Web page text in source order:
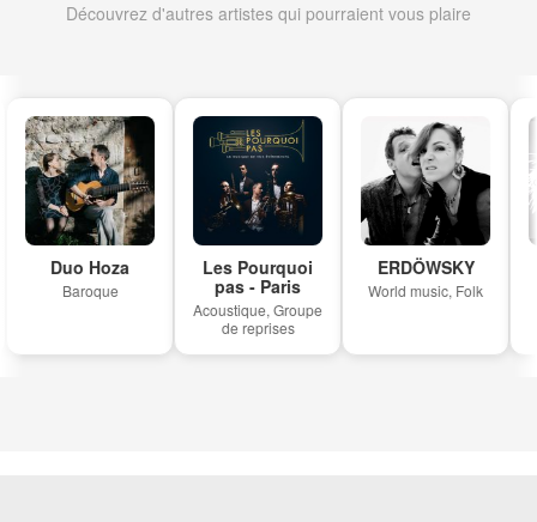
Découvrez d'autres artistes qui pourraient vous plaire
Duo Hoza
Baroque
Les Pourquoi
pas - Paris
Acoustique, Groupe
de reprises
ERDÖWSKY
World music, Folk